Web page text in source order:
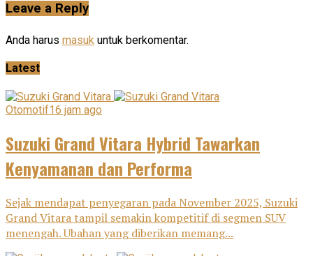
Leave a Reply
Anda harus masuk untuk berkomentar.
Latest
Otomotif16 jam ago
Suzuki Grand Vitara Hybrid Tawarkan
Kenyamanan dan Performa
Sejak mendapat penyegaran pada November 2025, Suzuki
Grand Vitara tampil semakin kompetitif di segmen SUV
menengah. Ubahan yang diberikan memang...